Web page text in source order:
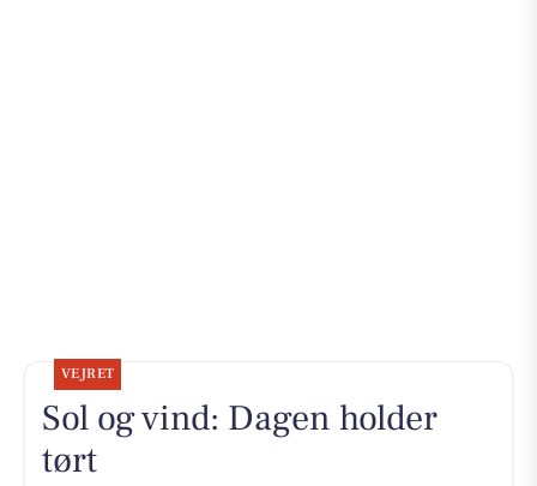
VEJRET
Sol og vind: Dagen holder
tørt